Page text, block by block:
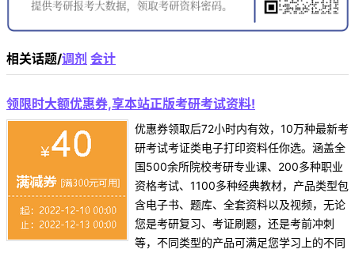
相关话题/调剂 会计
领限时大额优惠券,享本站正版考研考试资料!
优惠券领取后72小时内有效，10万种最新考
研考试考证类电子打印资料任你选。涵盖全
国500余所院校考研专业课、200多种职业
资格考试、1100多种经典教材，产品类型包
含电子书、题库、全套资料以及视频，无论
您是考研复习、考证刷题，还是考前冲刺
等，不同类型的产品可满足您学习上的不同